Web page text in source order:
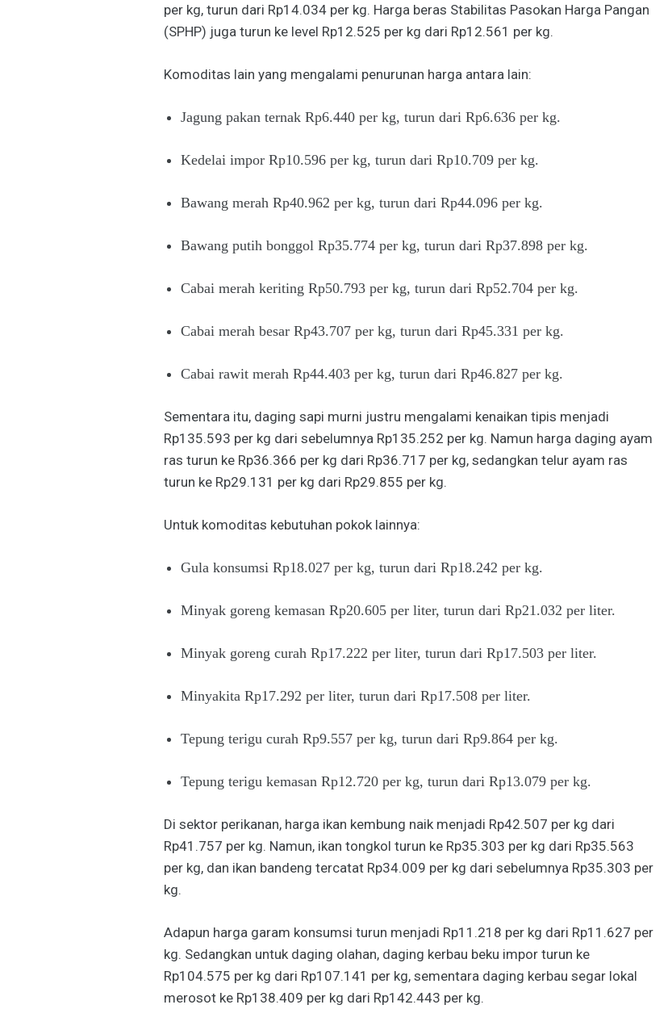
per kg, turun dari Rp14.034 per kg. Harga beras Stabilitas Pasokan Harga Pangan
(SPHP) juga turun ke level Rp12.525 per kg dari Rp12.561 per kg.
Komoditas lain yang mengalami penurunan harga antara lain:
Jagung pakan ternak Rp6.440 per kg, turun dari Rp6.636 per kg.
Kedelai impor Rp10.596 per kg, turun dari Rp10.709 per kg.
Bawang merah Rp40.962 per kg, turun dari Rp44.096 per kg.
Bawang putih bonggol Rp35.774 per kg, turun dari Rp37.898 per kg.
Cabai merah keriting Rp50.793 per kg, turun dari Rp52.704 per kg.
Cabai merah besar Rp43.707 per kg, turun dari Rp45.331 per kg.
Cabai rawit merah Rp44.403 per kg, turun dari Rp46.827 per kg.
Sementara itu, daging sapi murni justru mengalami kenaikan tipis menjadi
Rp135.593 per kg dari sebelumnya Rp135.252 per kg. Namun harga daging ayam
ras turun ke Rp36.366 per kg dari Rp36.717 per kg, sedangkan telur ayam ras
turun ke Rp29.131 per kg dari Rp29.855 per kg.
Untuk komoditas kebutuhan pokok lainnya:
Gula konsumsi Rp18.027 per kg, turun dari Rp18.242 per kg.
Minyak goreng kemasan Rp20.605 per liter, turun dari Rp21.032 per liter.
Minyak goreng curah Rp17.222 per liter, turun dari Rp17.503 per liter.
Minyakita Rp17.292 per liter, turun dari Rp17.508 per liter.
Tepung terigu curah Rp9.557 per kg, turun dari Rp9.864 per kg.
Tepung terigu kemasan Rp12.720 per kg, turun dari Rp13.079 per kg.
Di sektor perikanan, harga ikan kembung naik menjadi Rp42.507 per kg dari
Rp41.757 per kg. Namun, ikan tongkol turun ke Rp35.303 per kg dari Rp35.563
per kg, dan ikan bandeng tercatat Rp34.009 per kg dari sebelumnya Rp35.303 per
kg.
Adapun harga garam konsumsi turun menjadi Rp11.218 per kg dari Rp11.627 per
kg. Sedangkan untuk daging olahan, daging kerbau beku impor turun ke
Rp104.575 per kg dari Rp107.141 per kg, sementara daging kerbau segar lokal
merosot ke Rp138.409 per kg dari Rp142.443 per kg.